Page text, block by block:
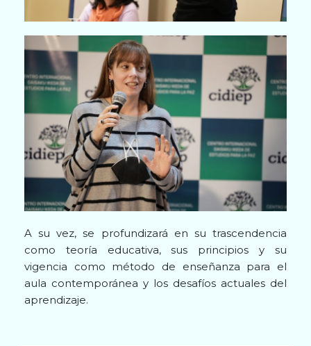
A su vez, se profundizará en su trascendencia
como teoría educativa, sus principios y su
vigencia como método de enseñanza para el
aula contemporánea y los desafíos actuales del
aprendizaje.